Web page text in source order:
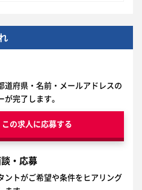
道府県・名前・メールアドレスの
完了します。
この求人に応募する
・応募
ントがご希望や条件をヒアリング